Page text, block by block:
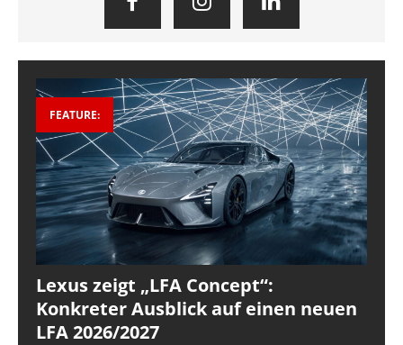
FEATURE:
Lexus zeigt „LFA Concept“:
Konkreter Ausblick auf einen neuen
LFA 2026/2027